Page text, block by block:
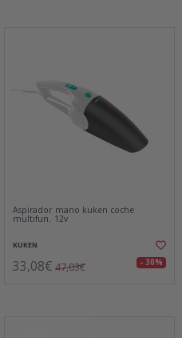
Aspirador mano kuken coche
multifun. 12v
KUKEN
33,08€ 47,03€ - 30%